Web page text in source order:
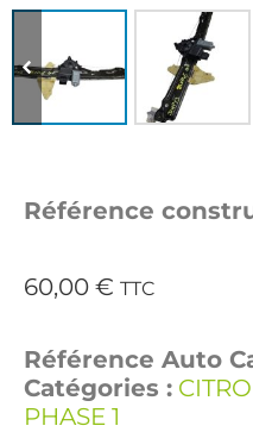
Référence
60,00 € TTC
Référence Auto
Catégories :
PHASE 1